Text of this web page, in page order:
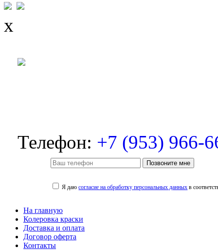
x
Телефон: +7 (953) 966-
Позвоните мне
Я даюсогласие на обработку персональных данных в
На главную
Колеровка краски
Доставка и оплата
Договор оферта
Контакты